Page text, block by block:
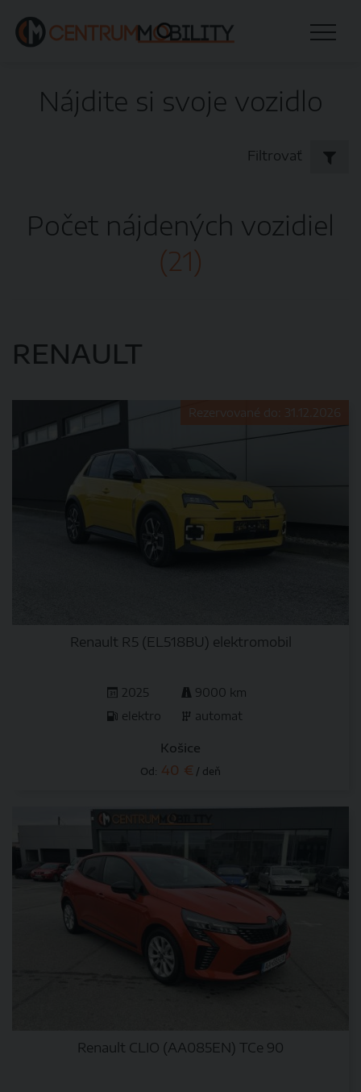
Nájdite si svoje vozidlo
Filtrovať
Počet nájdených vozidiel
(21)
RENAULT
Rezervované do: 31.12.2026
Renault R5 (EL518BU) elektromobil
2025
9000 km
elektro
automat
Košice
Od: 40 € / deň
Renault CLIO (AA085EN) TCe 90